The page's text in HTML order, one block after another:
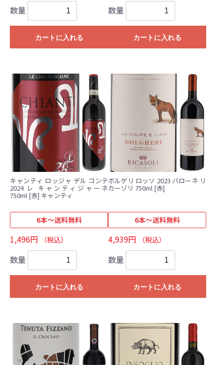
数量
カートに入れる
数量
カートに入れる
キャンティ ロッジャ デル コンテ
2024 レ キャンティジャーネ
750ml [赤] キャンティ
6本～送料無料
1,496円 （税込）
数量
カートに入れる
ボルゲリ ロッソ 2023 バローネ リ
カーゾリ 750ml [赤]
6本～送料無料
4,939円 （税込）
数量
カートに入れる